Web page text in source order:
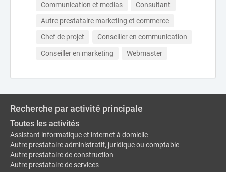
Communication et medias
Consultant
Autre prestataire marketing et commerce
Chef de projet
Conseiller en communication
Conseiller en marketing
Webmaster
Recherche par activité principale
Toutes les activités
Assistant informatique et internet à domicile
Autre prestataire administratif, juridique ou comptable
Autre prestataire de construction
Autre prestataire de services